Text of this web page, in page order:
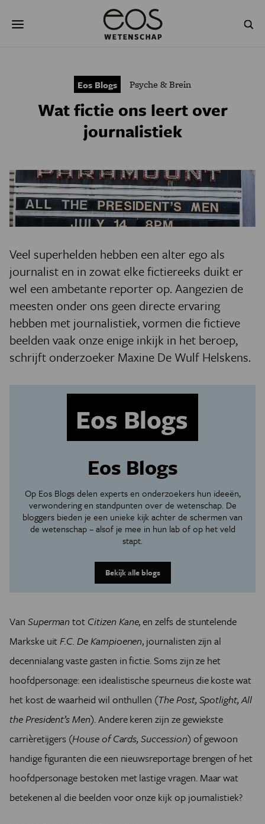
naar
GEZONDHEID
NATUURWETENSCHAPPEN
PODCAST AGENDA
JONGE UITDAGERS
Eos Blogs Psyche & Brein
Wat fictie ons leert over
journalistiek
Veel superhelden hebben een alter ego als
journalist en in zowat elke fictiereeks duikt er
wel een ambetante reporter op. Aangezien de
meesten onder ons geen directe ervaring
hebben met journalistiek, vormen die fictieve
beelden vaak onze enige inkijk in het beroep,
schrijft onderzoeker Maxine De Wulf Helskens.
Eos Blogs
Op Eos Blogs delen experts en onderzoekers hun ideeën,
verwondering en standpunten over de wetenschap. De
bloggers bieden je een unieke kijk achter de schermen van
de wetenschap – alsof je mee in hun lab of op het veld
stapt.
Bekijk alle blogs
Van Supermantot Citizen Kane, en zelfs de stuntelende
Markske uitF.C. De Kampioenen, journalisten zijn al
decennialang vaste gasten in fictie. Soms zijn ze het
hoofdpersonage: een idealistische speurneus die koste wat
het kost de waarheid wil onthullen (The Post, Spotlight, All
the President’s Men). Andere keren zijn ze gewiekste
carrièretijgers (House of Cards, Succession) of gewoon
handige figuranten die een nieuwsreportage brengen of het
hoofdpersonage bestoken met lastige vragen. Maar wat
betekenen al die beelden voor onze kijk op journalistiek?